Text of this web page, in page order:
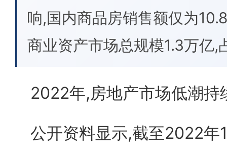
响,国内商品房销售额仅为
商业资产市场总规模1.3万亿,
2022年,房地产市场低潮持
公开资料显示,截至2022年